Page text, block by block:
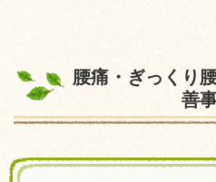
腰痛・ぎっくり
善